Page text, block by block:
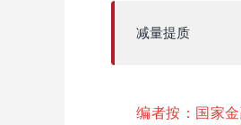
减量提质
编者按：国家